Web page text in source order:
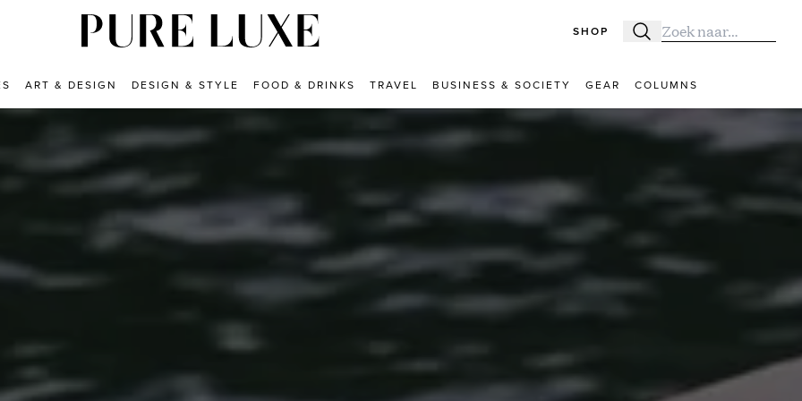
SHOP Zoeken
Zoek naar:
ART & DESIGN DESIGN & STYLE FOOD & DRINKS TRAVEL BUSINESS & SOCIETY GEAR COLUMNS